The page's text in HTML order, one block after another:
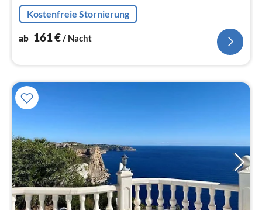
Kostenfreie Stornierung
ab 161€/ Nacht